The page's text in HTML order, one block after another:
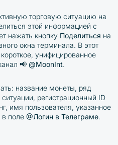
торговую ситуацию на
этой информацией с
нажать кнопку Поделиться на
окна терминала. В этот
унифицированное
📢 @MoonInt.
название монеты, ряд
регистрационный ID
имя пользователя, указанное
в поле @Логин в Телеграме.